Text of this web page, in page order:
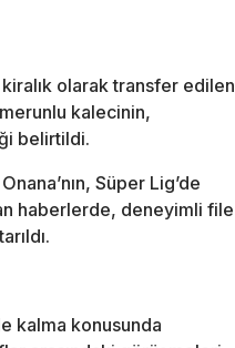
olarak transfer edilen
kalecinin,
belirtildi.
Süper Lig’de
haberlerde, deneyimli file
kalma konusunda